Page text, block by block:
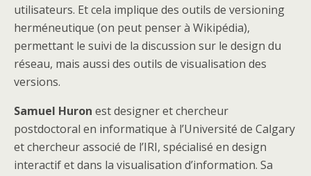
utilisateurs. Et cela implique des outils de versioning
herméneutique (on peut penser à Wikipédia),
permettant le suivi de la discussion sur le design du
réseau, mais aussi des outils de visualisation des
versions.
Samuel Huron est designer et chercheur
postdoctoral en informatique à l’Université de Calgary
et chercheur associé de l’IRI, spécialisé en design
interactif et dans la visualisation d’information. Sa